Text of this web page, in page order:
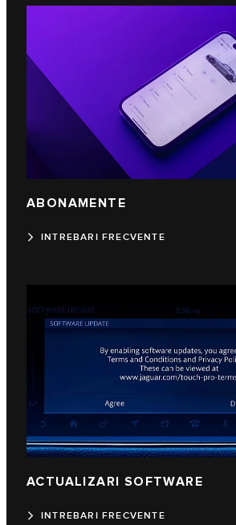
ABONAMENTE
INTREBARI FRECVENTE
ACTUALIZARI SOFTWARE
INTREBARI FRECVENTE